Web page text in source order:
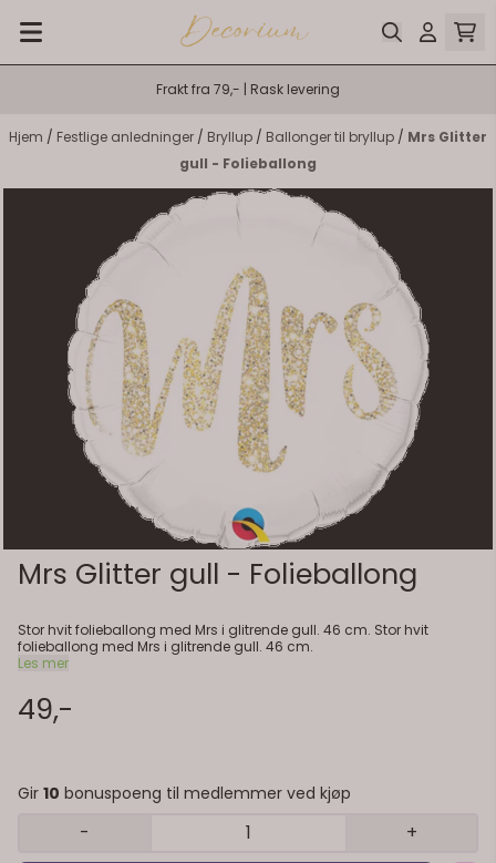
Hopp til innhold
Frakt fra 79,- | Rask levering
Hjem / Festlige anledninger / Bryllup / Ballonger til bryllup / Mrs Glitter
gull - Folieballong
Mrs Glitter gull - Folieballong
Stor hvit folieballong med Mrs i glitrende gull. 46 cm. Stor hvit
folieballong med Mrs i glitrende gull. 46 cm.
Les mer
49,-
Gir 10 bonuspoeng til medlemmer ved kjøp
- +